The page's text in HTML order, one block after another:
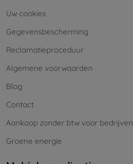
Uw cookies
Gegevensbescherming
Reclamatieproceduur
Algemene voorwaarden
Blog
Contact
Aankoop zonder btw voor bedrijven
Groene energie